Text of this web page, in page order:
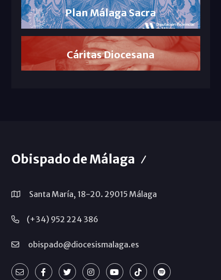
Plan Málaga Sacra
Cáritas Diocesana
Obispado de Málaga
Santa María, 18-20. 29015 Málaga
(+34) 952 224 386
obispado@diocesismalaga.es